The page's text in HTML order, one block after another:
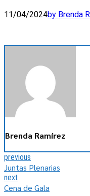
11/04/2024by Brenda
Brenda Ramírez
previous
Juntas Plenarias
next
Cena de Gala